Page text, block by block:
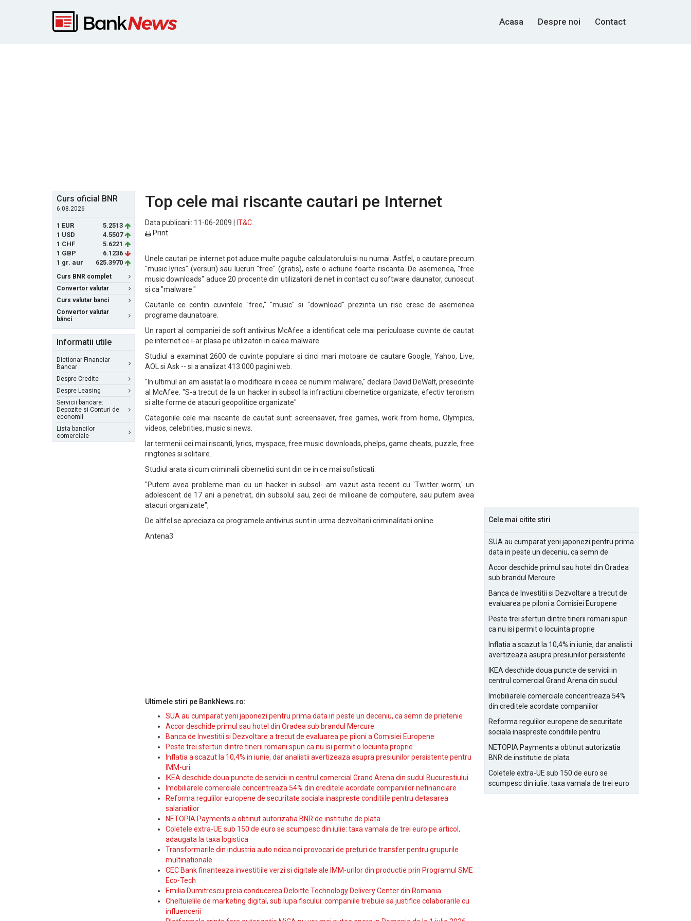
Acasa Despre noi Contact
Curs oficial BNR
6.08.2026
1 EUR
5.2513
1 USD
4.5507
1 CHF
5.6221
1 GBP
6.1236
1 gr. aur
625.3970
Curs BNR complet
Convertor valutar
Curs valutar banci
Convertor valutar
bănci
Informatii utile
Dictionar Financiar-
Bancar
Despre Credite
Despre Leasing
Servicii bancare:
Depozite si Conturi de
economii
Lista bancilor
comerciale
Top cele mai riscante cautari pe Internet
Data publicarii: 11-06-2009 |
IT&C
Print
Unele cautari pe internet pot aduce multe pagube calculatorului si nu numai. Astfel, o cautare precum
"music lyrics" (versuri) sau lucruri "free" (gratis), este o actiune foarte riscanta. De asemenea, "free
music downloads" aduce 20 procente din utilizatorii de net in contact cu software daunator, cunoscut
si ca "malware."
Cautarile ce contin cuvintele "free," "music" si "download" prezinta un risc cresc de asemenea
programe daunatoare.
Un raport al companiei de soft antivirus McAfee a identificat cele mai periculoase cuvinte de cautat
pe internet ce i-ar plasa pe utilizatori in calea malware.
Studiul a examinat 2600 de cuvinte populare si cinci mari motoare de cautare Google, Yahoo, Live,
AOL si Ask -- si a analizat 413.000 pagini web.
"In ultimul an am asistat la o modificare in ceea ce numim malware," declara David DeWalt, presedinte
al McAfee. "S-a trecut de la un hacker in subsol la infractiuni cibernetice organizate, efectiv terorism
si alte forme de atacuri geopolitice organizate" .
Categoriile cele mai riscante de cautat sunt: screensaver, free games, work from home, Olympics,
videos, celebrities, music si news.
Iar termenii cei mai riscanti, lyrics, myspace, free music downloads, phelps, game cheats, puzzle, free
ringtones si solitaire.
Studiul arata si cum criminalii cibernetici sunt din ce in ce mai sofisticati.
"Putem avea probleme mari cu un hacker in subsol- am vazut asta recent cu 'Twitter worm,' un
adolescent de 17 ani a penetrat, din subsolul sau, zeci de milioane de computere, sau putem avea
atacuri organizate",
De altfel se apreciaza ca programele antivirus sunt in urma dezvoltarii criminalitatii online.
Antena3
Ultimele stiri pe BankNews.ro:
SUA au cumparat yeni japonezi pentru prima data in peste un deceniu, ca semn de prietenie
Accor deschide primul sau hotel din Oradea sub brandul Mercure
Banca de Investitii si Dezvoltare a trecut de evaluarea pe piloni a Comisiei Europene
Peste trei sferturi dintre tinerii romani spun ca nu isi permit o locuinta proprie
Inflatia a scazut la 10,4% in iunie, dar analistii avertizeaza asupra presiunilor persistente pentru
IMM-uri
IKEA deschide doua puncte de servicii in centrul comercial Grand Arena din sudul Bucurestiului
Imobiliarele comerciale concentreaza 54% din creditele acordate companiilor nefinanciare
Reforma regulilor europene de securitate sociala inaspreste conditiile pentru detasarea
salariatilor
NETOPIA Payments a obtinut autorizatia BNR de institutie de plata
Coletele extra-UE sub 150 de euro se scumpesc din iulie: taxa vamala de trei euro pe articol,
adaugata la taxa logistica
Transformarile din industria auto ridica noi provocari de preturi de transfer pentru grupurile
multinationale
CEC Bank finanteaza investitiile verzi si digitale ale IMM-urilor din productie prin Programul SME
Eco-Tech
Emilia Dumitrescu preia conducerea Deloitte Technology Delivery Center din Romania
Cheltuielile de marketing digital, sub lupa fiscului: companiile trebuie sa justifice colaborarile cu
influencerii
Cele mai citite stiri
SUA au cumparat yeni japonezi pentru prima
data in peste un deceniu, ca semn de
Accor deschide primul sau hotel din Oradea
sub brandul Mercure
Banca de Investitii si Dezvoltare a trecut de
evaluarea pe piloni a Comisiei Europene
Peste trei sferturi dintre tinerii romani spun
ca nu isi permit o locuinta proprie
Inflatia a scazut la 10,4% in iunie, dar analistii
avertizeaza asupra presiunilor persistente
IKEA deschide doua puncte de servicii in
centrul comercial Grand Arena din sudul
Imobiliarele comerciale concentreaza 54%
din creditele acordate companiilor
Reforma regulilor europene de securitate
sociala inaspreste conditiile pentru
NETOPIA Payments a obtinut autorizatia
BNR de institutie de plata
Coletele extra-UE sub 150 de euro se
scumpesc din iulie: taxa vamala de trei euro
pe articol, adaugata la taxa logistica